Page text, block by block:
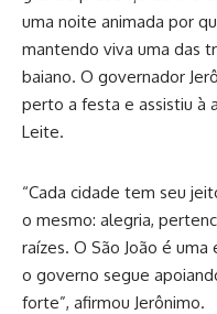
uma noite animada por
mantendo viva uma das
baiano. O governador
perto a festa e assistiu à
Leite.
“Cada cidade tem seu
o mesmo: alegria,
raízes. O São João é
o governo segue
forte”, afirmou Jerônimo.